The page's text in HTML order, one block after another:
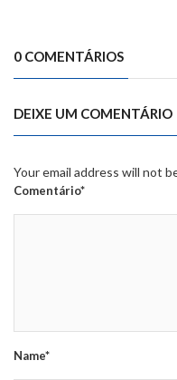
0 COMENTÁRIOS
DEIXE UM COMENTÁRIO
Your email address will not
Comentário*
Name*